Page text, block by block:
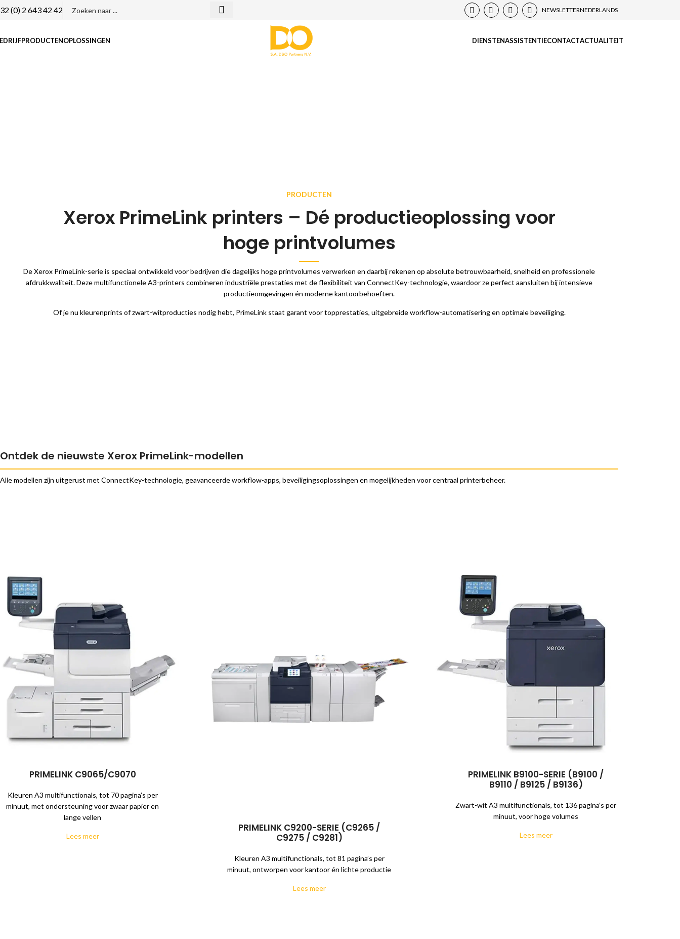
(0) 2 643 42 42 NEWSLETTERNEDERLANDS
PRODUCTENOPLOSSINGEN DIENSTENASSISTENTIECONTACTACTUALITEIT
PRODUCTEN
Xerox PrimeLink printers – Dé productieoplossing voor
hoge printvolumes
De Xerox PrimeLink-serie is speciaal ontwikkeld voor bedrijven die dagelijks hoge printvolumes verwerken en daarbij rekenen op absolute betrouwbaarheid, snelheid en professionele
afdrukkwaliteit. Deze multifunctionele A3-printers combineren industriële prestaties met de flexibiliteit van ConnectKey-technologie, waardoor ze perfect aansluiten bij intensieve
productieomgevingen én moderne kantoorbehoeften.
Of je nu kleurenprints of zwart-witproducties nodig hebt, PrimeLink staat garant voor topprestaties, uitgebreide workflow-automatisering en optimale beveiliging.
Ontdek de nieuwste Xerox PrimeLink-modellen
Alle modellen zijn uitgerust met ConnectKey-technologie, geavanceerde workflow-apps, beveiligingsoplossingen en mogelijkheden voor centraal printerbeheer.
PRIMELINK C9065/C9070
Kleuren A3 multifunctionals, tot 70 pagina’s per
minuut, met ondersteuning voor zwaar papier en
lange vellen
Lees meer
PRIMELINK C9200-SERIE (C9265 /
C9275 / C9281)
Kleuren A3 multifunctionals, tot 81 pagina’s per
minuut, ontworpen voor kantoor én lichte productie
Lees meer
PRIMELINK B9100-SERIE (B9100 /
B9110 / B9125 / B9136)
Zwart-wit A3 multifunctionals, tot 136 pagina’s per
minuut, voor hoge volumes
Lees meer